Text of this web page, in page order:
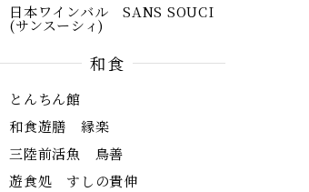
日本ワインバル SANS SOUCI
(サンスーシィ)
和食
とんちん館
和食遊膳 縁楽
三陸前活魚 鳥善
遊食処 すしの貴伸